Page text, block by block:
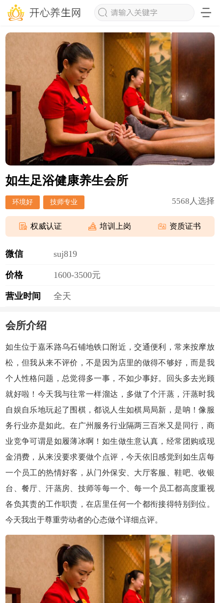
如生足浴健康养生会所
环境好 技师专业 5568人选择
权威认证 培训上岗 资质证书
微信 suj819
价格 1600-3500元
营业时间 全天
会所介绍
如生位于嘉禾路乌石铺地铁口附近，交通便利，常来按摩放
松，但我从来不评价，不是因为店里的做得不够好，而是我
个人性格问题，总觉得多一事，不如少事好。回头多去光顾
就好啦！今天我与往常一样溜达，多做了个汗蒸，汗蒸时我
自娱自乐地玩起了围棋，都说人生如棋局局新，是呐！像服
务行业亦是如此。在广州服务行业隔两三百米又是同行，商
业竞争可谓是如履薄冰啊！如生做生意认真，经常团购或现
金消费，从来没要求要做个点评，今天依旧感觉到如生店每
一个员工的热情好客，从门外保安、大厅客服、鞋吧、收银
台、餐厅、汗蒸房、 技师等每一个、每一个员工都高度重视
各负其责的工作职责，在店里任何一个都衔接得特别到位。
今天我出于尊重劳动者的心态做个详细点评。